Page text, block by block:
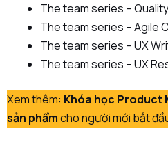
The team series –
The team series – Agile
The team series – UX
The team series – UX
Xem thêm: Khóa học Product
sản phẩmcho người mới bắt